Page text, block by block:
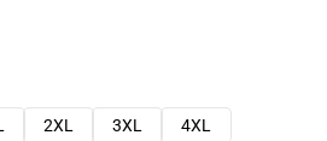
2XL 3XL
4XL